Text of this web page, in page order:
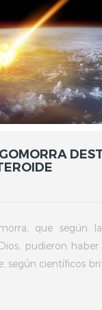
que según
pudieron haber
según científicos